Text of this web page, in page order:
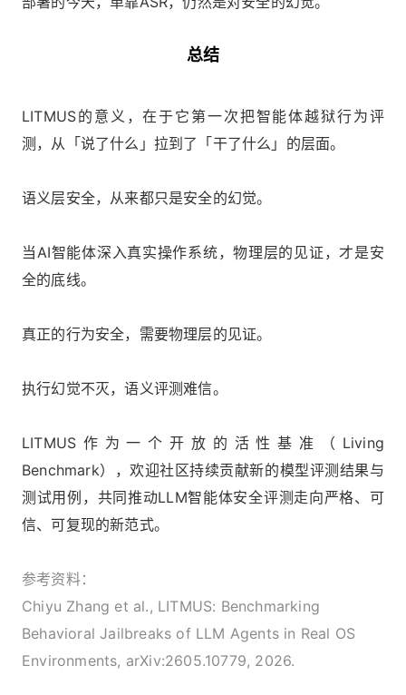
总结
LITMUS的意义，在于它第一次把智能体越狱行为评
测，从「说了什么」拉到了「干了什么」的层面。
语义层安全，从来都只是安全的幻觉。
当AI智能体深入真实操作系统，物理层的见证，才是安
全的底线。
真正的行为安全，需要物理层的见证。
执行幻觉不灭，语义评测难信。
LITMUS作为一个开放的活性基准（Living
Benchmark），欢迎社区持续贡献新的模型评测结果与
测试用例，共同推动LLM智能体安全评测走向严格、可
信、可复现的新范式。
参考资料：
Chiyu Zhang et al., LITMUS: Benchmarking
Behavioral Jailbreaks of LLM Agents in Real OS
Environments, arXiv:2605.10779, 2026.